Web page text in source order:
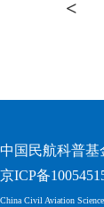
<
中国民航科普基
京ICP备
China Civil Aviation